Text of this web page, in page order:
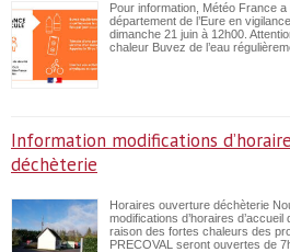
Pour information, Météo France
département de l’Eure en
dimanche 21 juin à 12h00.
chaleur Buvez de l’eau
Information modifications
déchèterie
Horaires ouverture déchèterie
modifications d’horaires
raison des fortes chaleurs des
PRECOVAL seront ouvertes de